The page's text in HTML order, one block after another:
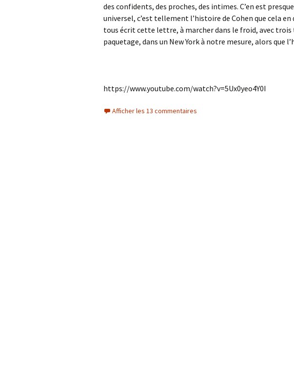
des confidents, des proches, des intimes. C’en est
universel, c’est tellement l’histoire de Cohen que cela
tous écrit cette lettre, à marcher dans le froid, avec trois
paquetage, dans un New York à notre mesure, alors que
https://www.youtube.com/watch?v=5Ux0yeo4Y0I
Afficher les 13 commentaires